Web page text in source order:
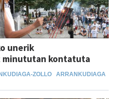
unerik
minututan kontatuta
ZOLLO ARRANKUDIAGA